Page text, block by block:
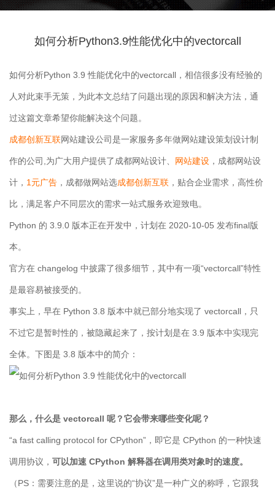
如何分析Python3.9性能优化中的vectorcall
如何分析Python 3.9 性能优化中的vectorcall，相信很多没有经验的
人对此束手无策，为此本文总结了问题出现的原因和解决方法，通
过这篇文章希望你能解决这个问题。
成都创新互联网站建设公司是一家服务多年做网站建设策划设计制
作的公司,为广大用户提供了成都网站设计、 网站建设 ，成都网站设
计， 1元广告 ，成都做网站选成都创新互联 ，贴合企业需求，高性价
比，满足客户不同层次的需求一站式服务欢迎致电。
Python 的 3.9.0 版本正在开发中，计划在 2020-10-05 发布final版
本。
官方在 changelog 中披露了很多细节，其中有一项“vectorcall”特性
是最容易被接受的。
事实上，早在 Python 3.8 版本中就已部分地实现了 vectorcall，只
不过它是暂时性的，被隐藏起来了，按计划是在 3.9 版本中实现完
全体。下图是 3.8 版本中的简介：
那么，什么是 vectorcall 呢？它会带来哪些变化呢？
“a fast calling protocol for CPython”，即它是 CPython 的一种快速
调用协议， 可以加速 CPython 解释器在调用类对象时的速度。
（PS：需要注意的是，这里说的“协议”是一种广义的称呼，它跟我